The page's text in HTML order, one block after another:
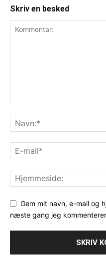
Skriv en besked
Gem mit navn, e-mail og
næste gang jeg kommenterer